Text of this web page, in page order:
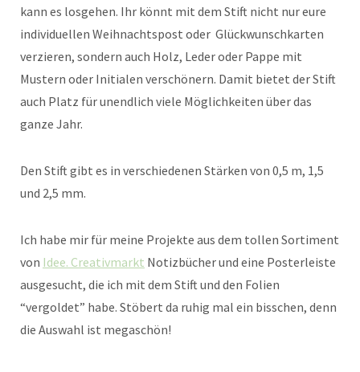
kann es losgehen. Ihr könnt mit dem Stift nicht nur eure
individuellen Weihnachtspost oder Glückwunschkarten
verzieren, sondern auch Holz, Leder oder Pappe mit
Mustern oder Initialen verschönern. Damit bietet der Stift
auch Platz für unendlich viele Möglichkeiten über das
ganze Jahr.
Den Stift gibt es in verschiedenen Stärken von 0,5 m, 1,5
und 2,5 mm.
Ich habe mir für meine Projekte aus dem tollen Sortiment
von Idee. Creativmarkt Notizbücher und eine Posterleiste
ausgesucht, die ich mit dem Stift und den Folien
“vergoldet” habe. Stöbert da ruhig mal ein bisschen, denn
die Auswahl ist megaschön!